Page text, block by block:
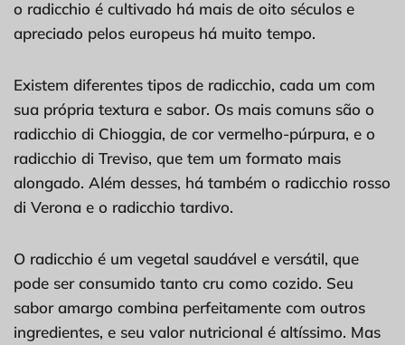
o radicchio é cultivado há mais de oito séculos e
apreciado pelos europeus há muito tempo.
Existem diferentes tipos de radicchio, cada um com
sua própria textura e sabor. Os mais comuns são o
radicchio di Chioggia, de cor vermelho-púrpura, e o
radicchio di Treviso, que tem um formato mais
alongado. Além desses, há também o radicchio rosso
di Verona e o radicchio tardivo.
O radicchio é um vegetal saudável e versátil, que
pode ser consumido tanto cru como cozido. Seu
sabor amargo combina perfeitamente com outros
ingredientes, e seu valor nutricional é altíssimo. Mas